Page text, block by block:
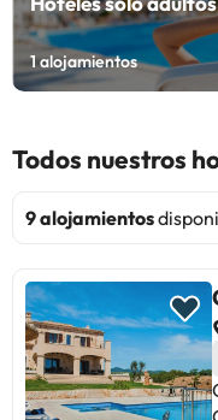
1alojamientos
Todos nuestros
9 alojamientos